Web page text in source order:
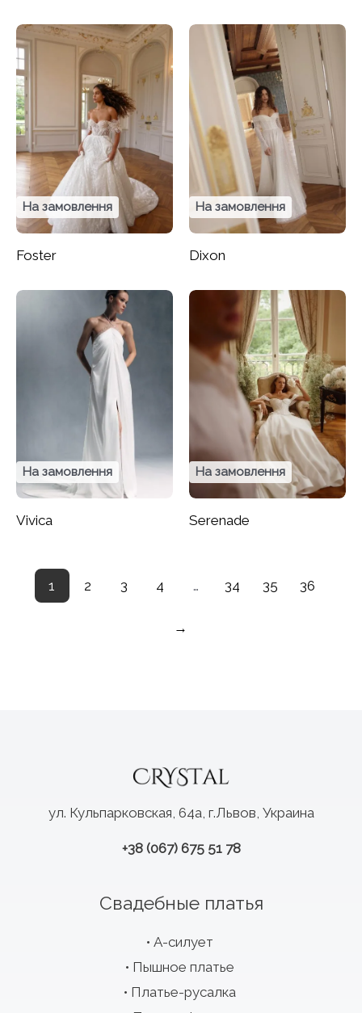
На замовлення
Foster
На замовлення
Dixon
На замовлення
Vivica
На замовлення
Serenade
1 2 3 4 … 34 35 36
→
ул. Кульпарковская, 64а, г.Львов, Украина
+38 (067) 675 51 78
Свадебные платья
А-силует
Пышное платье
Платье-русалка